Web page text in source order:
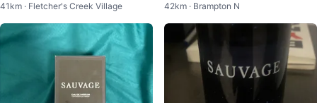
0ml
41km · Fletcher's Creek Village
00ml
42km · Brampton N